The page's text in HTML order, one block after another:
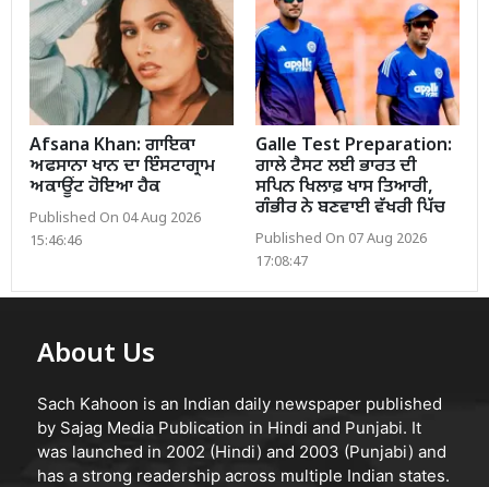
Afsana Khan: ਗਾਇਕਾ
ਅਫਸਾਨਾ ਖਾਨ ਦਾ ਇੰਸਟਾਗ੍ਰਾਮ
ਅਕਾਊਂਟ ਹੋਇਆ ਹੈਕ
Published On 04 Aug 2026
15:46:46
Galle Test Preparation:
ਗਾਲੇ ਟੈਸਟ ਲਈ ਭਾਰਤ ਦੀ
ਸਪਿਨ ਖਿਲਾਫ਼ ਖਾਸ ਤਿਆਰੀ,
ਗੰਭੀਰ ਨੇ ਬਣਵਾਈ ਵੱਖਰੀ ਪਿੱਚ
Published On 07 Aug 2026
17:08:47
About Us
Sach Kahoon is an Indian daily newspaper published
by Sajag Media Publication in Hindi and Punjabi. It
was launched in 2002 (Hindi) and 2003 (Punjabi) and
has a strong readership across multiple Indian states.